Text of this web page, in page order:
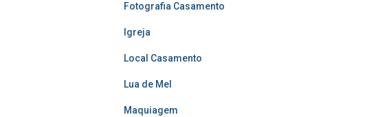
Fotografia Casamento
Igreja
Local Casamento
Lua de Mel
Maquiagem